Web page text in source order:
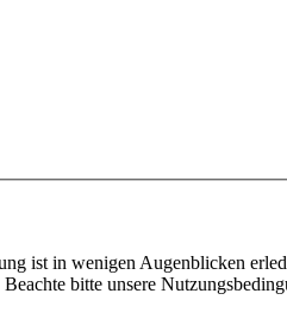
ist in wenigen Augenblicken
bitte unsere